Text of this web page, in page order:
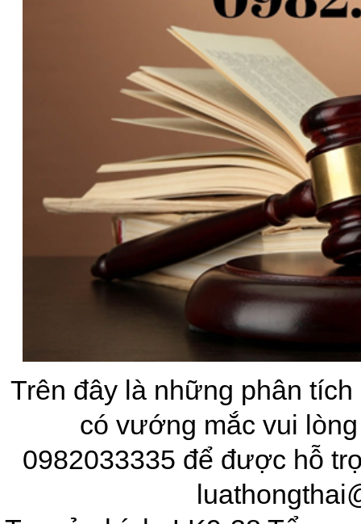
Trên đây là những phân
có vướng mắc vui
0982033335 để được hỗ